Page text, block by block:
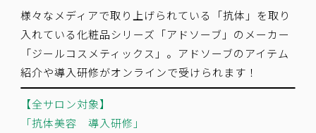
様々なメディアで取り上げられている「抗体」を取り
入れている化粧品シリーズ「アドソーブ」のメーカー
「ジールコスメティックス」。アドソーブのアイテム
紹介や導入研修がオンラインで受けられます！
【全サロン対象】
「抗体美容 導入研修」